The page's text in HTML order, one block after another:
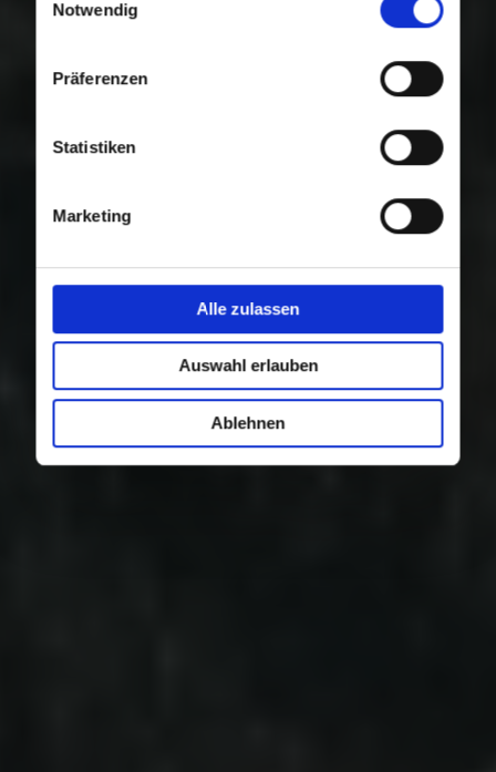
Nutzung der Dienste gesammelt haben.
Notwendig
Präferenzen
Statistiken
Marketing
Alle zulassen
Auswahl erlauben
Ablehnen